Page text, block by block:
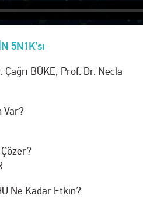
5N1K’sı
BÜKE, Prof. Dr. Necla
Var?
Ne Kadar Etkin?